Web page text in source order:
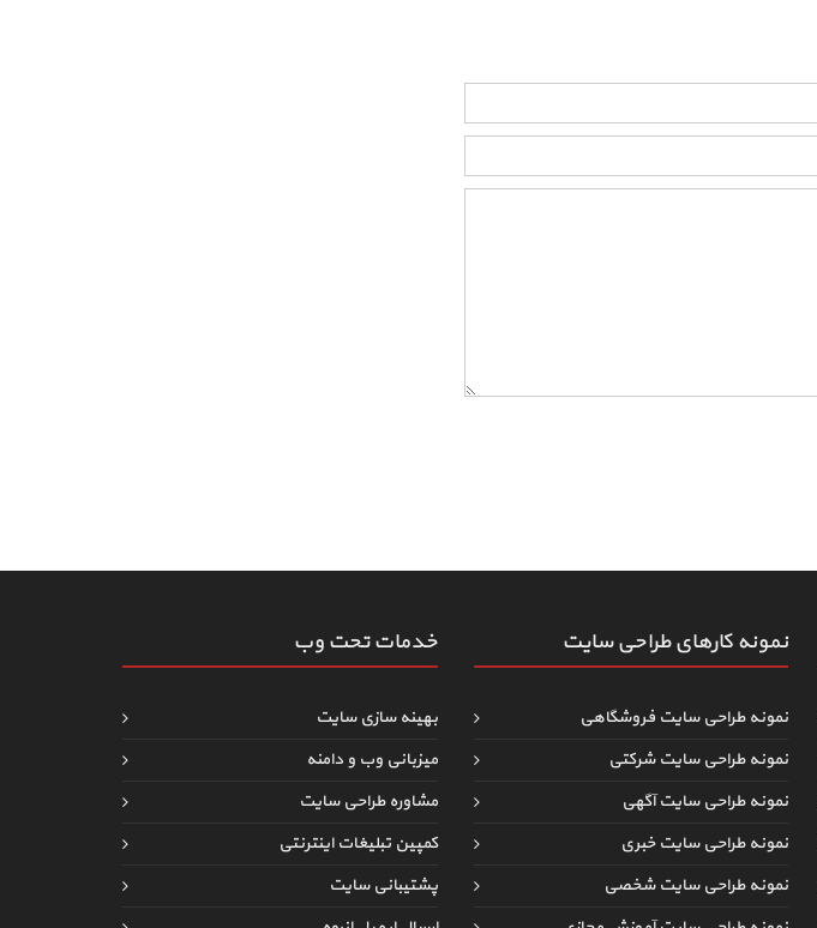
نمونه کارهای طراحی سایت
نمونه طراحی سایت فروشگاهی
نمونه طراحی سایت شرکتی
نمونه طراحی سایت آگهی
نمونه طراحی سایت خبری
نمونه طراحی سایت شخصی
خدمات تحت وب
بهینه سازی سایت
میزبانی وب و دامنه
مشاوره طراحی سایت
کمپین تبلیغات اینترنتی
پشتیبانی سایت